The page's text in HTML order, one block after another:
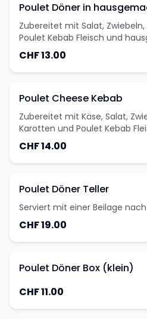
Poulet Döner in
Zubereitet mit Salat,
Poulet Kebab Fleisch und
CHF 13.00
Poulet Cheese Kebab
Zubereitet mit Käse, Salat,
Karotten und Poulet Kebab
CHF 14.00
Poulet Döner Teller
Serviert mit einer Beilage
CHF 19.00
Poulet Döner Box (klein)
CHF 11.00